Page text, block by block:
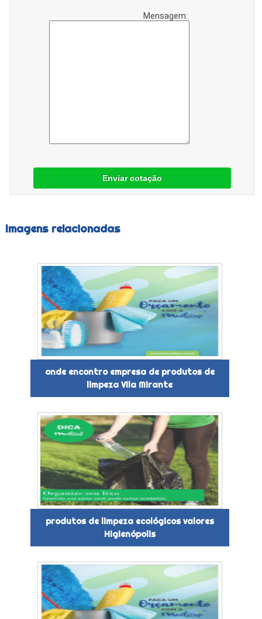
Mensagem:
Enviar cotação
Imagens relacionadas
onde encontro empresa de produtos de
limpeza Vila Mirante
produtos de limpeza ecológicos valores
Higienópolis